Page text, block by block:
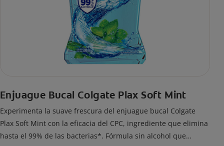
Enjuague Bucal Colgate Plax Soft Mint
Experimenta la suave frescura del enjuague bucal Colgate
Plax Soft Mint con la eficacia del CPC, ingrediente que elimina
hasta el 99% de las bacterias*. Fórmula sin alcohol que